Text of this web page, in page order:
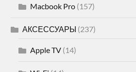
Macbook Pro (157)
АКСЕССУАРЫ (237)
Apple TV (14)